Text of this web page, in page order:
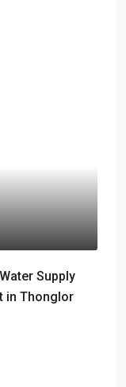
Supply
in Thonglor